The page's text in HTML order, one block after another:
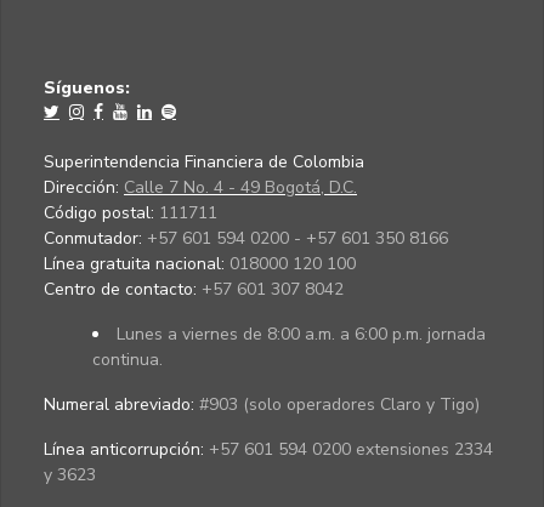
Síguenos:
Superintendencia Financiera de Colombia
Dirección: Calle 7 No. 4 - 49 Bogotá, D.C.
Código postal: 111711
Conmutador: +57 601 594 0200 - +57 601 350 8166
Línea gratuita nacional: 018000 120 100
Centro de contacto: +57 601 307 8042
Lunes a viernes de 8:00 a.m. a 6:00 p.m. jornada
continua.
Numeral abreviado: #903 (solo operadores Claro y Tigo)
Línea anticorrupción: +57 601 594 0200 extensiones 2334
y 3623